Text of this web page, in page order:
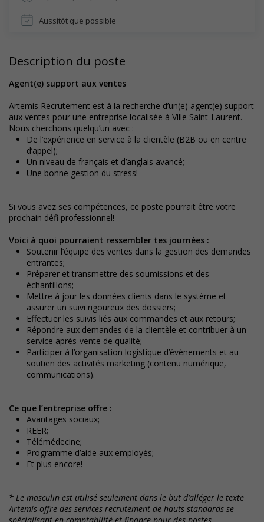
Aussitôt que possible
Description du poste
Agent(e) support aux ventes
Artemis Recrutement est à la recherche d’un(e) agent(e) support
aux ventes pour une entreprise localisée à Ville Saint-Laurent.
Nous cherchons quelqu’un avec :
De l’expérience en service à la clientèle (B2B ou en centre
d’appel);
Un niveau de français et d’anglais avancé;
Une bonne gestion du stress!
Si vous avez ses compétences, ce poste pourrait être votre
prochain défi professionnel!
Voici à quoi pourraient ressembler tes journées :
Soutenir l’équipe des ventes dans la gestion des demandes
entrantes;
Préparer et transmettre des soumissions et des
échantillons;
Mettre à jour les données clients dans le système et
assurer un suivi rigoureux des dossiers;
Effectuer les suivis liés aux commandes et aux retours;
Répondre aux demandes de la clientèle et contribuer à un
service après-vente de qualité;
Participer à l’organisation logistique d’événements et au
soutien des activités marketing (contenu numérique,
communications).
Ce que l’entreprise offre :
Avantages sociaux;
REER;
Télémédecine;
Programme d’aide aux employés;
Et plus encore!
* Le masculin est utilisé seulement dans le but d’alléger le texte
Artemis offre des services recrutement de hauts standards se